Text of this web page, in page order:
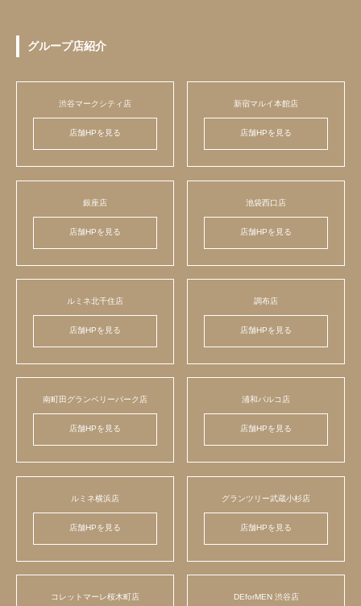
グループ店紹介
渋谷マークシティ店
店舗HPを見る
新宿マルイ本館店
店舗HPを見る
銀座店
店舗HPを見る
池袋西口店
店舗HPを見る
ルミネ北千住店
店舗HPを見る
調布店
店舗HPを見る
南町田グランベリーパーク店
店舗HPを見る
浦和パルコ店
店舗HPを見る
ルミネ横浜店
店舗HPを見る
グランツリー武蔵小杉店
店舗HPを見る
コレットマーレ桜木町店 DEforMEN 渋谷店